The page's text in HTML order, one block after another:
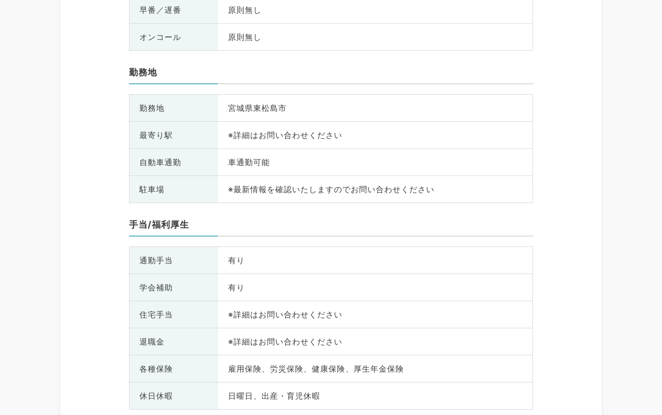
早番／遅番 原則無し
オンコール 原則無し
勤務地
勤務地 宮城県東松島市
最寄り駅 ※詳細はお問い合わせください
自動車通勤 車通勤可能
駐車場 ※最新情報を確認いたしますのでお問い合わせください
手当/福利厚生
通勤手当 有り
学会補助 有り
住宅手当 ※詳細はお問い合わせください
退職金 ※詳細はお問い合わせください
各種保険 雇用保険、労災保険、健康保険、厚生年金保険
休日休暇 日曜日、出産・育児休暇